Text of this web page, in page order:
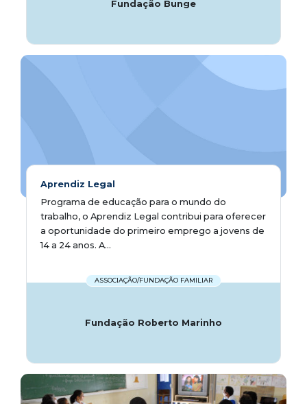
Fundação Bunge
Aprendiz Legal
Programa de educação para o mundo do
trabalho, o Aprendiz Legal contribui para oferecer
a oportunidade do primeiro emprego a jovens de
14 a 24 anos. A...
ASSOCIAÇÃO/FUNDAÇÃO FAMILIAR
Fundação Roberto Marinho